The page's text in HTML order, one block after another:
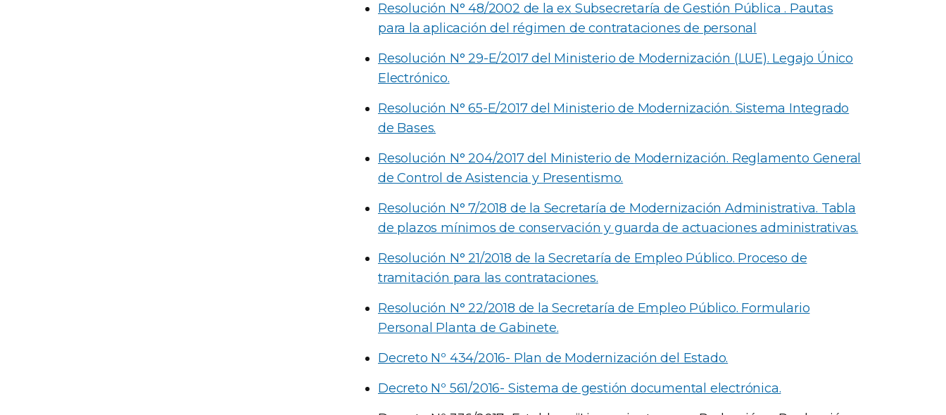
Resolución N° 48/2002 de la ex Subsecretaría de Gestión Pública . Pautas
para la aplicación del régimen de contrataciones de personal
Resolución N° 29-E/2017 del Ministerio de Modernización (LUE). Legajo Único
Electrónico.
Resolución N° 65-E/2017 del Ministerio de Modernización. Sistema Integrado
de Bases.
Resolución N° 204/2017 del Ministerio de Modernización. Reglamento General
de Control de Asistencia y Presentismo.
Resolución N° 7/2018 de la Secretaría de Modernización Administrativa. Tabla
de plazos mínimos de conservación y guarda de actuaciones administrativas.
Resolución N° 21/2018 de la Secretaría de Empleo Público. Proceso de
tramitación para las contrataciones.
Resolución N° 22/2018 de la Secretaría de Empleo Público. Formulario
Personal Planta de Gabinete.
Decreto Nº 434/2016- Plan de Modernización del Estado.
Decreto Nº 561/2016- Sistema de gestión documental electrónica.